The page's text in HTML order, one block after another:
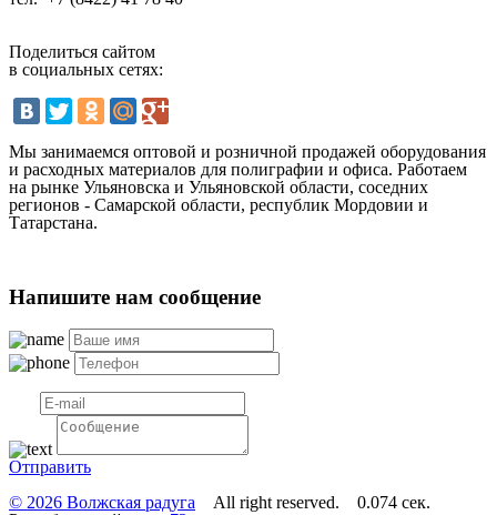
Поделиться сайтом
в социальных сетях:
Мы занимаемся оптовой и розничной продажей оборудования
и расходных материалов для полиграфии и офиса. Работаем
на рынке Ульяновска и Ульяновской области, соседних
регионов - Самарской области, республик Мордовии и
Татарстана.
Напишите нам сообщение
Отправить
© 2026 Волжская радуга All right reserved. 0.074 сек.